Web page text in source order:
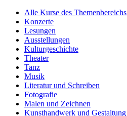
Alle Kurse des Themenbereichs
Konzerte
Lesungen
Ausstellungen
Kulturgeschichte
Theater
Tanz
Musik
Literatur und Schreiben
Fotografie
Malen und Zeichnen
Kunsthandwerk und Gestaltung